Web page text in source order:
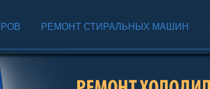
РЕМОНТ СТИРАЛЬНЫХ МАШИН